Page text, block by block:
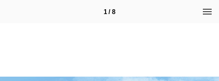
1 / 8